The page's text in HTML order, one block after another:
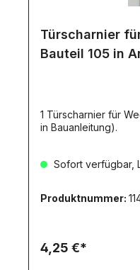
Türscharnier
Bauteil 105 in
1 Türscharnier für
in Bauanleitung).
Sofort verfügbar,
Produktnummer:
4,25 €*